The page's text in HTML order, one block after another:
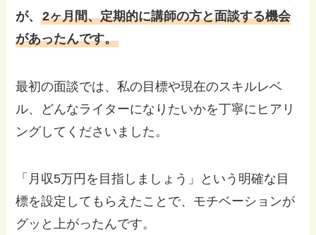
が、2ヶ月間、定期的に講師の方と面談する機会
があったんです。
最初の面談では、私の目標や現在のスキルレベ
ル、どんなライターになりたいかを丁寧にヒアリ
ングしてくださいました。
「月収5万円を目指しましょう」という明確な目
標を設定してもらえたことで、モチベーションが
グッと上がったんです。